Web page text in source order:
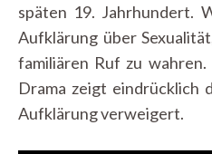
späten 19. Jahrhundert.
Aufklärung über
familiären Ruf zu
Drama zeigt eindrücklich
Aufklärung verweigert.